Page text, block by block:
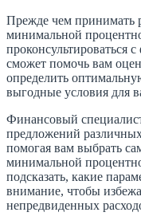
Прежде чем принимать
минимальной
проконсультироваться
сможет помочь вам
определить
выгодные условия для
Финансовый
предложений
помогая вам выбрать
минимальной
подсказать, какие
внимание, чтобы
непредвиденных